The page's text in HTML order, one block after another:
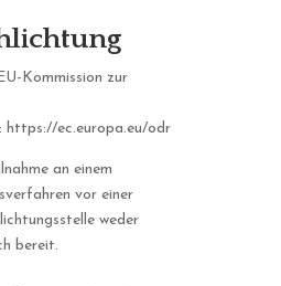
Kommission zur
https://ec.europa.eu/odr
an einem
vor einer
weder
bereit.